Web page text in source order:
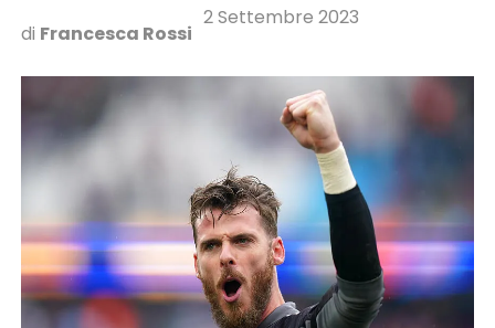
di Francesca Rossi
2 Settembre 2023